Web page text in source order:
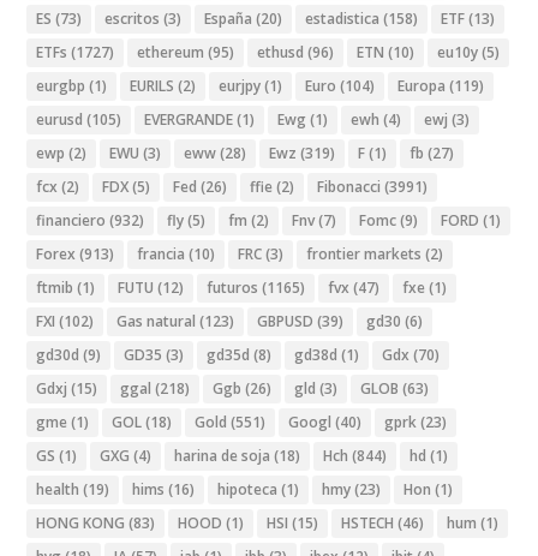
ES (73) escritos (3) España (20) estadistica (158) ETF(13)
ETFs (1727) ethereum (95) ethusd (96) ETN (10) eu10y(5)
eurgbp (1) EURILS (2) eurjpy(1) Euro (104) Europa (119)
eurusd (105) EVERGRANDE(1) Ewg (1) ewh (4) ewj (3)
ewp (2) EWU (3) eww(28) Ewz (319) F(1) fb (27)
fcx (2) FDX(5) Fed (26) ffie (2) Fibonacci (3991)
financiero (932) fly(5) fm (2) Fnv(7) Fomc(9) FORD (1)
Forex (913) francia (10) FRC(3) frontier markets (2)
ftmib (1) FUTU (12) futuros (1165) fvx (47) fxe (1)
FXI (102) Gas natural (123) GBPUSD (39) gd30 (6)
gd30d (9) GD35 (3) gd35d (8) gd38d (1) Gdx (70)
Gdxj (15) ggal (218) Ggb (26) gld (3) GLOB (63)
gme (1) GOL(18) Gold (551) Googl (40) gprk(23)
GS (1) GXG (4) harina de soja (18) Hch (844) hd (1)
health (19) hims (16) hipoteca (1) hmy(23) Hon (1)
HONG KONG (83) HOOD (1) HSI (15) HSTECH (46) hum (1)